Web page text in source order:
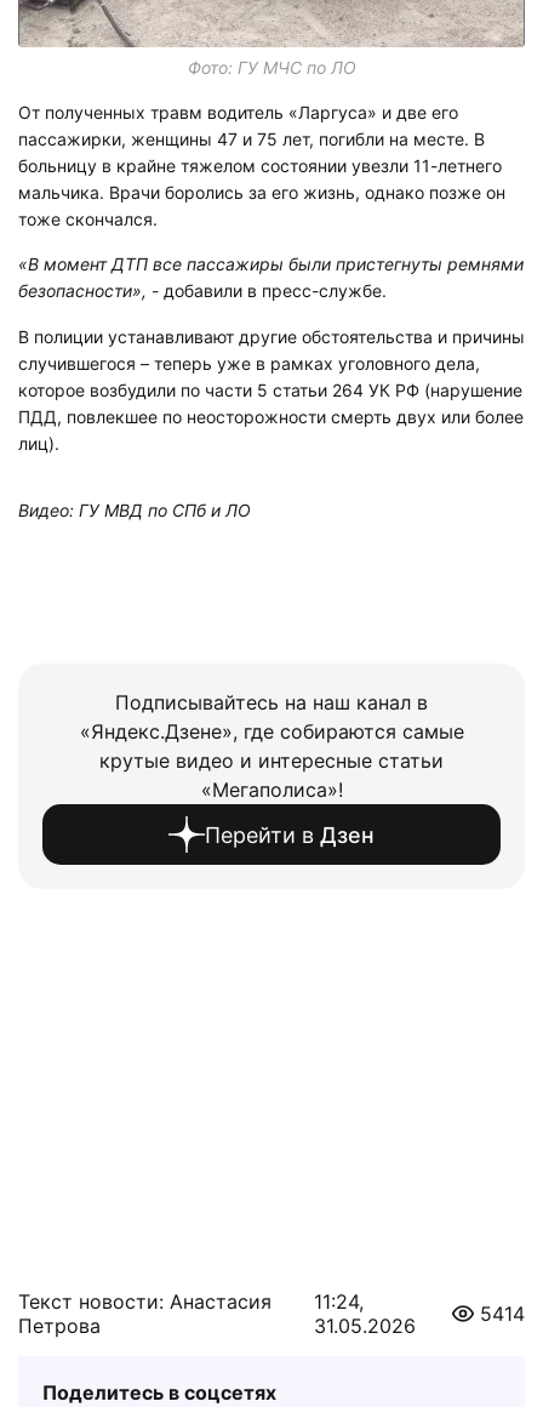
Фото: ГУ МЧС по ЛО
От полученных травм водитель «Ларгуса» и две его
пассажирки, женщины 47 и 75 лет, погибли на месте. В
больницу в крайне тяжелом состоянии увезли 11-летнего
мальчика. Врачи боролись за его жизнь, однако позже он
тоже скончался.
«В момент ДТП все пассажиры были пристегнуты ремнями
безопасности», - добавили в пресс-службе.
В полиции устанавливают другие обстоятельства и причины
случившегося – теперь уже в рамках уголовного дела,
которое возбудили по части 5 статьи 264 УК РФ (нарушение
ПДД, повлекшее по неосторожности смерть двух или более
лиц).
Видео: ГУ МВД по СПб и ЛО
Подписывайтесь на наш канал в
«Яндекс.Дзене», где собираются самые
крутые видео и интересные статьи
«Мегаполиса»!
Перейти в Дзен
Текст новости: Анастасия
Петрова
11:24,
31.05.2026
5414
Поделитесь в соцсетях